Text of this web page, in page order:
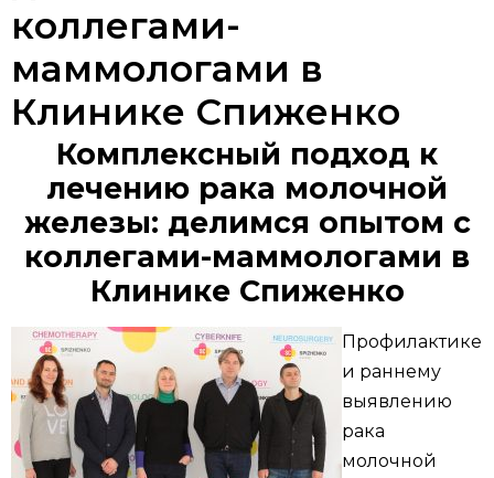
коллегами-
маммологами в
Клинике Спиженко
Комплексный подход к
лечению рака молочной
железы: делимся опытом с
коллегами-маммологами в
Клинике Спиженко
Профилактике
и раннему
выявлению
рака
молочной